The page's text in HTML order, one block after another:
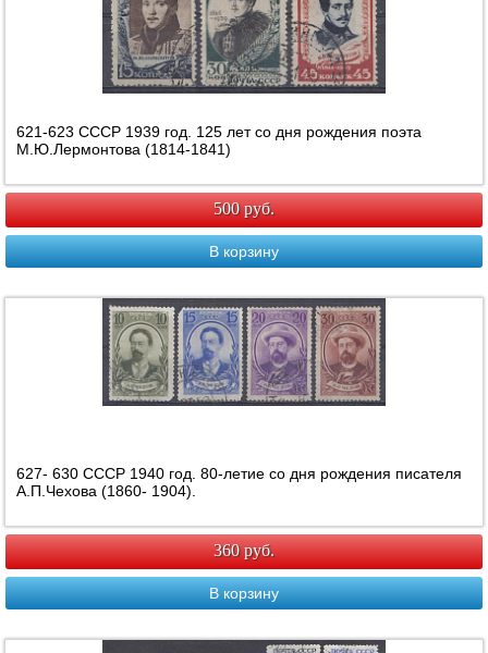
621-623 СССР 1939 год. 125 лет со дня рождения поэта
М.Ю.Лермонтова (1814-1841)
500 руб.
В корзину
627- 630 СССР 1940 год. 80-летие со дня рождения писателя
А.П.Чехова (1860- 1904).
360 руб.
В корзину